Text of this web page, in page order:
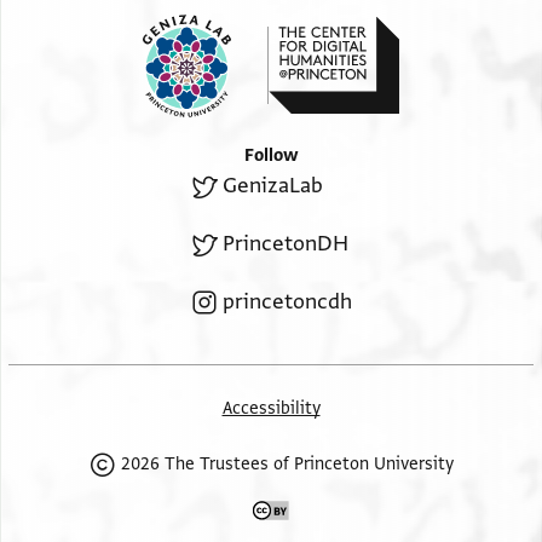
אחדא חאצרה מן אלדי עלי באלהם הדה אלשבו׳ ופכרה
...]ת ואן עמד עלי רשעותו וכדב פי אלשבו׳ יעמלו מעה
...]לם ימחלו לה חתי יאכדו מנה קנס עלי קדר מא ירוה
...]ה עשרה שהור מן שהר תאריכה בשהאדת מן יצע כטה
שריר ובריר וקים
למא כאן בתא׳ נהאר אלתלאת עשרין שהר סיון המבו׳ סנה
תאר׳ חצר [[ואלגמא׳]] פי
הרופא יצ׳׳ו ואלמולי שלמה
פירוז וחצר בין איאדיהם ע׳אלמגית אלכהן א׳אלמד׳ אהרן
Follow
GenizaLab
PrincetonDH
princetoncdh
Accessibility
2026 The Trustees of Princeton University